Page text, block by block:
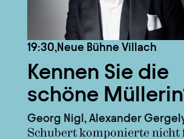
19:30,Neue Bühne Villach
Kennen Sie die
schöne
Georg Nigl, Alexander
Schubert komponierte nicht